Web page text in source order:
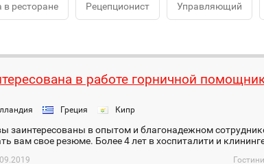
в ресторане Рецепционист Управляющий
в работе горничной
Греция Кипр
заинтересованы в опытом и благонадежном
вам свое резюме. Более 4 лет в хоспиталити и